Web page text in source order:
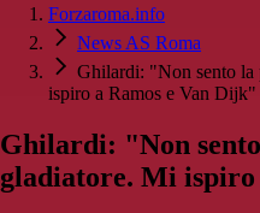
Forzaroma.info
News AS Roma
Ghilardi: "Non sento la
ispiro a Ramos e Van Dijk"
Ghilardi: "Non
gladiatore. Mi ispiro